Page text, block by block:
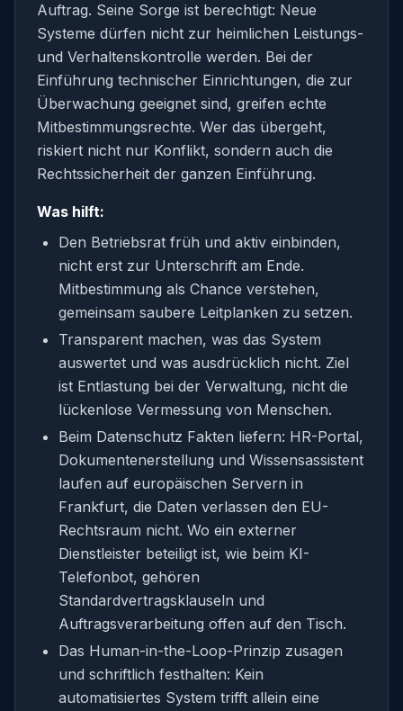
Auftrag. Seine Sorge ist berechtigt: Neue
Systeme dürfen nicht zur heimlichen Leistungs-
und Verhaltenskontrolle werden. Bei der
Einführung technischer Einrichtungen, die zur
Überwachung geeignet sind, greifen echte
Mitbestimmungsrechte. Wer das übergeht,
riskiert nicht nur Konflikt, sondern auch die
Rechtssicherheit der ganzen Einführung.
Was hilft:
Den Betriebsrat früh und aktiv einbinden,
nicht erst zur Unterschrift am Ende.
Mitbestimmung als Chance verstehen,
gemeinsam saubere Leitplanken zu setzen.
Transparent machen, was das System
auswertet und was ausdrücklich nicht. Ziel
ist Entlastung bei der Verwaltung, nicht die
lückenlose Vermessung von Menschen.
Beim Datenschutz Fakten liefern: HR-Portal,
Dokumentenerstellung und Wissensassistent
laufen auf europäischen Servern in
Frankfurt, die Daten verlassen den EU-
Rechtsraum nicht. Wo ein externer
Dienstleister beteiligt ist, wie beim KI-
Telefonbot, gehören
Standardvertragsklauseln und
Auftragsverarbeitung offen auf den Tisch.
Das Human-in-the-Loop-Prinzip zusagen
und schriftlich festhalten: Kein
automatisiertes System trifft allein eine